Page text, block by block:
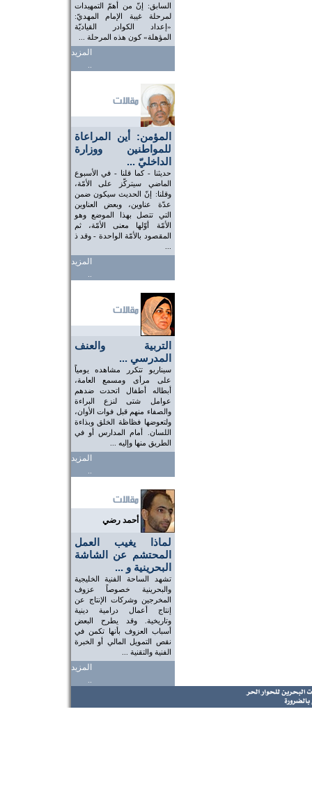
السابق: إنّ من أهمّ التمهيدات
لمرحلة غيبة الإمام المهديّ:
«إعداد الكوادر القياديّة
المؤهلة» كون هذه المرحلة ...
المزيد
..
المؤمن: أين المراعاة
للمواطنين ووزارة
الداخليّ ...
حديثنا - كما قلنا - في الأسبوع
الماضي سيتركّز على الأمّة،
وقلنا: إنّ الحديث سيكون ضمن
عدّة عناوين، وبعض العناوين
التي تتصل بهذا الموضع وهو
الأمّة أوّلها معنى الأمّة، ثم
المقصود بالأمّة الواحدة - وقد ذ
المزيد
..
التربية والعنف
المدرسي ...
سيناريو تتكرر مشاهده يومياً
على مرأى ومسمع العامة،
أبطاله أطفال اتحدت ضدهم
عوامل شتى لنزع البراءة
والصفاء منهم قبل فوات الأوان،
ولتعوضها فظاظة الخلق وبذاءة
اللسان. أمام المدارس أو في
الطريق منها وإليه ...
المزيد
..
أحمد رضي
لماذا يغيب العمل
المحتشم عن الشاشة
البحرينية و ...
تشهد الساحة الفنية الخليجية
والبحرينية خصوصاً عزوف
المخرجين وشركات الإنتاج عن
إنتاج أعمال درامية دينية
وتاريخية. وقد يطرح البعض
أسباب العزوف بأنها تكمن في
نقص التمويل المالي أو الخبرة
الفنية والتقنية ...
المزيد
..